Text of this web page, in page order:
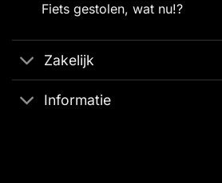
Fiets gestolen, wat nu!?
Zakelijk
Informatie